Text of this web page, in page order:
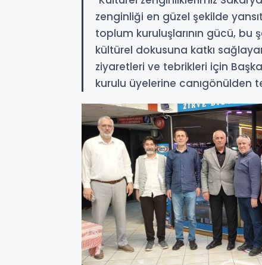
zenginliği en güzel şekilde
toplum kuruluşlarının gücü, bu
kültürel dokusuna katkı
ziyaretleri ve tebrikleri için
kurulu üyelerine canıgönülden